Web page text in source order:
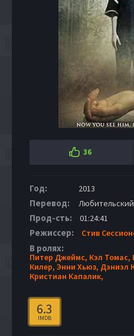
36
Год: 2013
Перевод:
Прод-сть: 01:24:41
Режиссер: Стив
В ролях:
Питер Джеймс, Кэл Томас,
Килер, Энни Хьюз, Дэниэл
Кристиан Капалик,
6.3
IMDB